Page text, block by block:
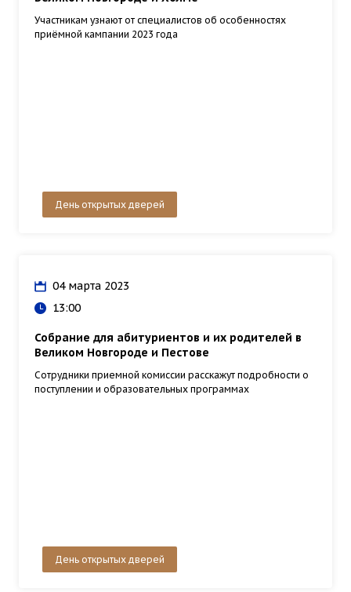
Участникам узнают от специалистов об особенностях
приёмной кампании 2023 года
День открытых дверей
04 марта 2023
13:00
Собрание для абитуриентов и их родителей в
Великом Новгороде и Пестове
Сотрудники приемной комиссии расскажут подробности о
поступлении и образовательных программах
День открытых дверей